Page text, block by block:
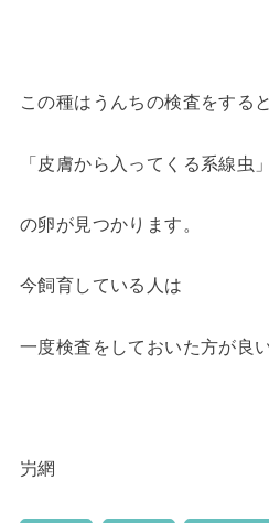
この種はうんちの検査をする
「皮膚から入ってくる系線虫」
の卵が見つかります。
今飼育している人は
一度検査をしておいた方が良
屶網